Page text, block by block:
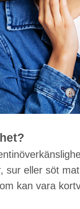
sur eller söt
kan vara